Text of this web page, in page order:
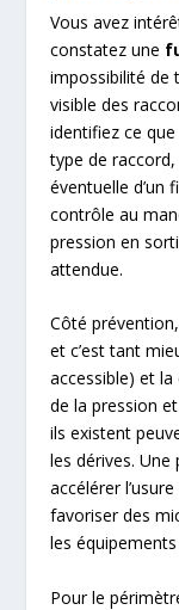
Vous avez
constatez une
impossibilité de
visible des
identifiez ce
type de
éventuelle d’un
contrôle au
pression en
attendue.
Côté
et c’est tant
accessible) et la
de la pression
ils existent
les dérives.
accélérer
favoriser des
les
Pour le